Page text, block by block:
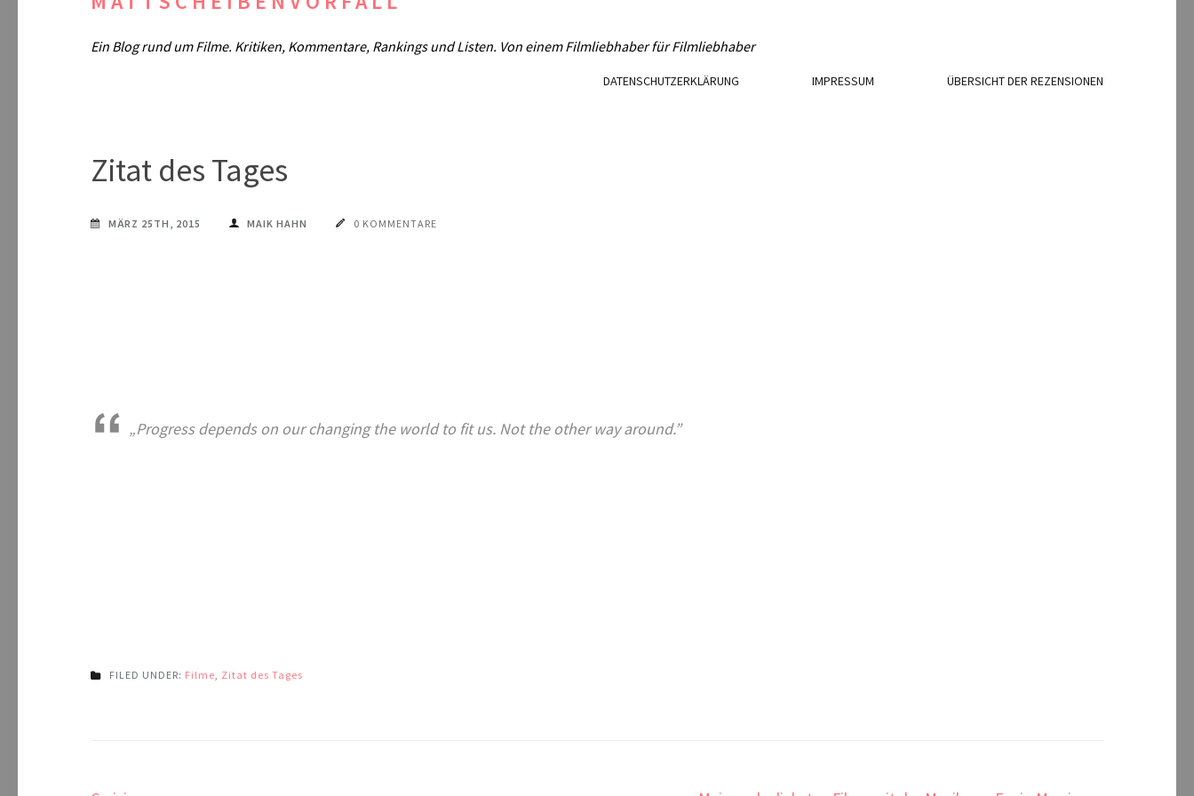
Ein Blog rund um Filme. Kritiken, Kommentare, Rankings und Listen. Von einem Filmliebhaber für Filmliebhaber
DATENSCHUTZERKLÄRUNG IMPRESSUM ÜBERSICHT DER REZENSIONEN
Zitat des Tages
MÄRZ 25TH, 2015 MAIK HAHN 0 KOMMENTARE
„Progress depends on our changing the world to fit us. Not the other way around.”
FILED UNDER: Filme, Zitat des Tages